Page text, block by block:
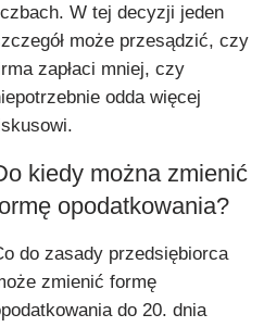
W tej decyzji jeden
może przesądzić, czy
zapłaci mniej, czy
odda więcej
kiedy można zmienić
opodatkowania?
do zasady przedsiębiorca
zmienić formę
do 20. dnia